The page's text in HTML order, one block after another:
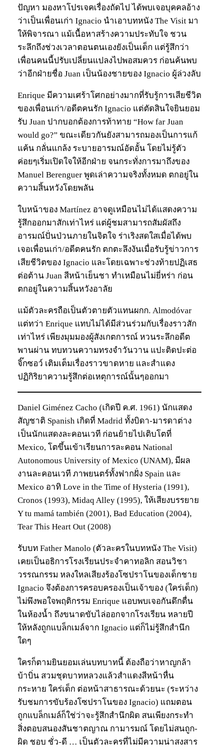
ปัญหา มองหาโปรเจคเรื่องถัดไป ได้พบเจอบุคคลอ้าง
ว่าเป็นเพื่อนเก่า Ignacio นำเอาบทหนัง The Visit มา
ให้พิจารณา แม้เนื้อหาสร้างความประทับใจ ชวน
ระลึกถึงช่วงเวลาตอนตนเองยังเป็นเด็ก แต่รู้สึกว่า
เพื่อนคนนี้ปรับเปลี่ยนแปลงไปพอสมควร ก่อนค้นพบ
ว่าอีกฝ่ายชื่อ Juan เป็นน้องชายของ Ignacio ผู้ล่วงลับ
Enrique มีความเศร้าโศกอย่างมากที่รับรู้การเสียชีวิต
ของเพื่อนเก่า/อดีตคนรัก Ignacio แต่ตัดสินใจยินยอม
รับ Juan ปากบอกต้องการท้าทาย “How far Juan
would go?” ขณะเดียวกันยังสามารถมองเป็นการแก้
แค้น กลั่นแกล้ง ระบายอารมณ์อัดอั้น โดยไม่รู้ตัว
ค่อยๆเริ่มเปิดใจให้อีกฝ่าย จนกระทั่งการมาถึงของ
Manuel Berenguer พูดเล่าความจริงทั้งหมด ตกอยู่ใน
ความสิ้นหวังโดยพลัน
ใบหน้าของ Martínez อาจดูเหมือนไม่ได้แสดงความ
รู้สึกออกมาสักเท่าไหร่ แต่ผู้ชมสามารถสัมผัสถึง
อารมณ์ปั่นป่วนภายในจิตใจ ร่าเริงสดใสเมื่อได้พบ
เจอเพื่อนเก่า/อดีตคนรัก ตกตะลึงงันเมื่อรับรู้ข่าวการ
เสียชีวิตของ Ignacio และโดยเฉพาะช่วงท้ายปฏิเสธ
ต่อต้าน Juan สีหน้าเย็นชา ทำเหมือนไม่ยี่หร่า ก่อน
ตกอยู่ในความสิ้นหวังอาลัย
แม้ตัวละครถือเป็นตัวตายตัวแทนผกก. Almodóvar
แต่ทว่า Enrique แทบไม่ได้มีส่วนร่วมกับเรื่องราวสัก
เท่าไหร่ เพียงมุมมองผู้สังเกตการณ์ หวนระลึกอดีต
พานผ่าน ทบทวนความทรงจำวันวาน แปะติดปะต่อ
จิ๊กซอว์ เติมเต็มเรื่องราวขาดหาย และสำแดง
ปฏิกิริยาความรู้สึกต่อเหตุการณ์นั้นๆออกมา
Daniel Giménez Cacho (เกิดปี ค.ศ. 1961) นักแสดง
สัญชาติ Spanish เกิดที่ Madrid ทั้งบิดา-มารดาต่าง
เป็นนักแสดงละคอนเวที ก่อนย้ายไปเติบโตที่
Mexico, โตขึ้นเข้าเรียนการละคอน National
Autonomous University of Mexico (UNAM), มีผล
งานละคอนเวที ภาพยนตร์ทั้งฟากฝั่ง Spain และ
Mexico อาทิ Love in the Time of Hysteria (1991),
Cronos (1993), Midaq Alley (1995), ให้เสียงบรรยาย
Y tu mamá también (2001), Bad Education (2004),
Tear This Heart Out (2008)
รับบท Father Manolo (ตัวละครในบทหนัง The Visit)
เคยเป็นอธิการโรงเรียนประจำคาทอลิก สอนวิชา
วรรณกรรม หลงใหลเสียงร้องโซปราโนของเด็กชาย
Ignacio จึงต้องการครอบครองเป็นเจ้าของ (ใคร่เด็ก)
ไม่พึงพอใจพฤติกรรม Enrique แอบพบเจอกันดึกดื่น
ในห้องน้ำ ถึงขนาดขับไล่ออกจากโรงเรียน หลายปี
ให้หลังถูกแบล็กเมล์จาก Ignacio แต่ก็ไม่รู้สึกสำนึก
ใดๆ
ใครก็ตามยินยอมเล่นบทบาทนี้ ต้องถือว่าหาญกล้า
บ้าบิ่น สวมชุดบาทหลวงแล้วสำแดงสีหน้าหื่น
กระหาย ใคร่เด็ก ต่อหน้าสาธารณะด้วยนะ (ระหว่าง
รับชมการขับร้องโซปราโนของ Ignacio) แถมตอน
ถูกแบล็กเมล์ก็ใช่ว่าจะรู้สึกสำนึกผิด สนเพียงกระทำ
สิ่งตอบสนองสันชาตญาณ กามารมณ์ โดยไม่สนถูก-
ผิด ชอบ ชั่ว-ดี … เป็นตัวละครที่ไม่มีความน่าสงสาร